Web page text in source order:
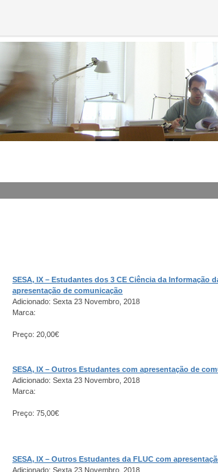
SESA, IX – Estudantes dos 3 CE Ciência da Informação
apresentação de comunicação
Adicionado: Sexta 23 Novembro, 2018
Marca:
Preço: 20,00€
SESA, IX – Outros Estudantes com apresentação de
Adicionado: Sexta 23 Novembro, 2018
Marca:
Preço: 75,00€
SESA, IX – Outros Estudantes da FLUC com
Adicionado: Sexta 23 Novembro, 2018